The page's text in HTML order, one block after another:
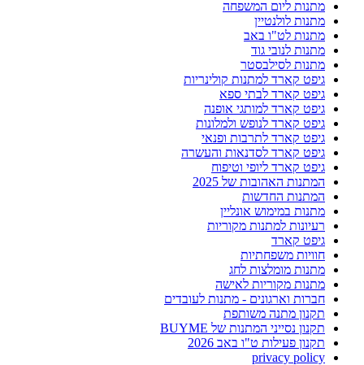
מתנות ליום המשפחה
מתנות לולנטיין
מתנות לט"ו באב
מתנות לנובי גוד
מתנות לסילבסטר
גיפט קארד למתנות קולינריות
גיפט קארד לבתי ספא
גיפט קארד למותגי אופנה
גיפט קארד לנופש ולמלונות
גיפט קארד לתרבות ופנאי
גיפט קארד לסדנאות והעשרה
גיפט קארד ליופי וטיפוח
המתנות האהובות של 2025
המתנות החדשות
מתנות במימוש אונליין
רעיונות למתנות מקוריות
גיפט קארד
חוויות משפחתיות
מתנות מומלצות לחג
מתנות מקוריות לאישה
חברות וארגונים - מתנות לעובדים
תקנון מתנה משותפת
תקנון נסייני המתנות של BUYME
תקנון פעילות ט"ו באב 2026
privacy policy